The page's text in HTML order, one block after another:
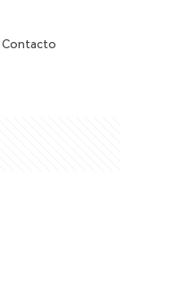
Contacto